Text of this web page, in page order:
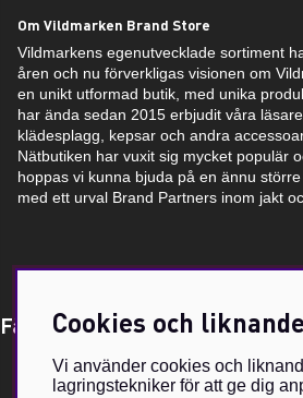
Om Vildmarken Brand Store
Vildmarkens egenutvecklade sortiment
åren och nu förverkligas visionen om
en unikt utformad butik, med unika
har ända sedan 2015 erbjudit våra
klädesplagg, kepsar och andra
Nätbutiken har vuxit sig mycket populär
hoppas vi kunna bjuda på en ännu
med ett urval Brand Partners inom jakt
Få Magasin Vildmarken direkt
postadress
Cookies och
Vi använder cookies och
lagringstekniker för att ge dig